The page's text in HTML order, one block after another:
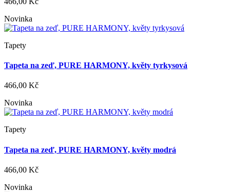
Novinka
Tapety
Tapeta na zeď, PURE HARMONY, květy tyrkysová
466,00 Kč
Novinka
Tapety
Tapeta na zeď, PURE HARMONY, květy modrá
466,00 Kč
Novinka